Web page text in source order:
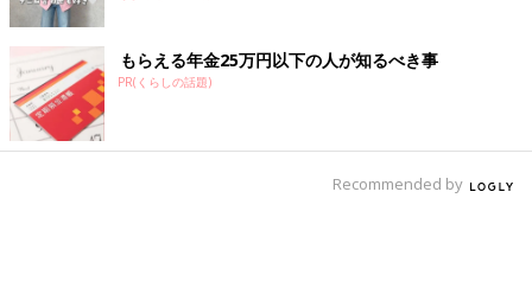
もらえる年金25万円以下の人が知るべき事
PR(くらしの話題)
Recommended by